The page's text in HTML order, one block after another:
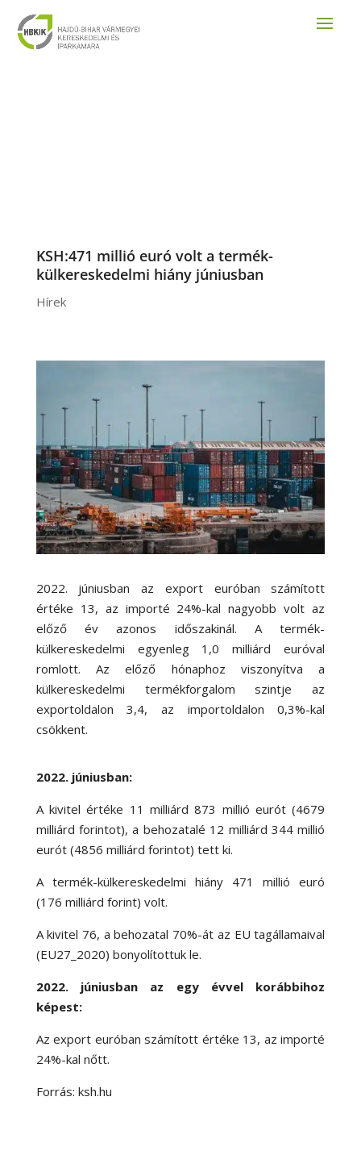
KSH:471 millió euró volt a termék-
külkereskedelmi hiány júniusban
Hírek
2022. júniusban az export euróban számított
értéke 13, az importé 24%-kal nagyobb volt az
előző év azonos időszakinál. A termék-
külkereskedelmi egyenleg 1,0 milliárd euróval
romlott. Az előző hónaphoz viszonyítva a
külkereskedelmi termékforgalom szintje az
exportoldalon 3,4, az importoldalon 0,3%-kal
csökkent.
2022. júniusban:
A kivitel értéke 11 milliárd 873 millió eurót (4679
milliárd forintot), a behozatalé 12 milliárd 344 millió
eurót (4856 milliárd forintot) tett ki.
A termék-külkereskedelmi hiány 471 millió euró
(176 milliárd forint) volt.
A kivitel 76, a behozatal 70%-át az EU tagállamaival
(EU27_2020) bonyolítottuk le.
2022. júniusban az egy évvel korábbihoz
képest:
Az export euróban számított értéke 13, az importé
24%-kal nőtt.
Forrás: ksh.hu